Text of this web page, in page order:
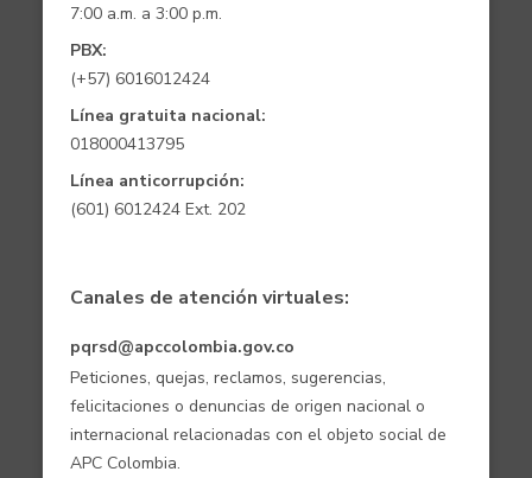
7:00 a.m. a 3:00 p.m.
PBX:
(+57) 6016012424
Línea gratuita nacional:
018000413795
Línea anticorrupción:
(601) 6012424 Ext. 202
Canales de atención virtuales:
pqrsd@apccolombia.gov.co
Peticiones, quejas, reclamos, sugerencias,
felicitaciones o denuncias de origen nacional o
internacional relacionadas con el objeto social de
APC Colombia.